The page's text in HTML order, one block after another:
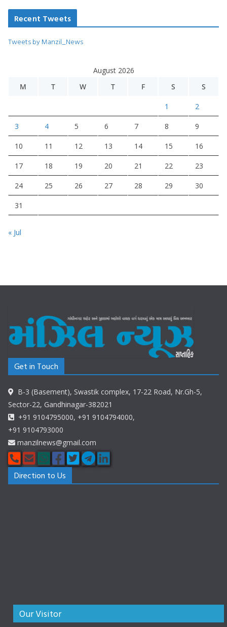
Recent Tweets
Tweets by Manzil_News
August 2026
M
T W T F S S
1 2
3 4 5 6 7 8 9
10 11 12 13 14 15 16
17 18 19 20 21 22 23
24 25 26 27 28 29 30
31
« Jul
Get in Touch
B-3 (Basement), Swastik complex, 17-22 Road, Nr.Gh-5,
Sector-22, Gandhinagar-382021
+91 9104795000, +91 9104794000,
+91 9104793000
manzilnews@gmail.com
Direction to Us
Our Visitor